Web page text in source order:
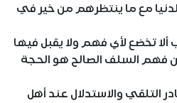
مع ما ينتظرهم من خير في
تخضع لأي فهم ولا يقبل فيها
فهم السلف الصالح هو الحجة
التلقي والاستدلال عند أهل